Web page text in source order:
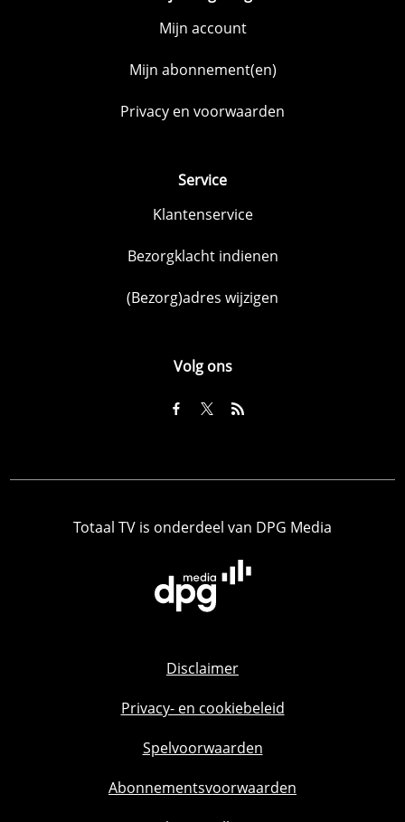
Mijn account
Mijn abonnement(en)
Privacy en voorwaarden
Service
Klantenservice
Bezorgklacht indienen
(Bezorg)adres wijzigen
Volg ons
Totaal TV is onderdeel van DPG Media
Disclaimer
Privacy- en cookiebeleid
Spelvoorwaarden
Abonnementsvoorwaarden